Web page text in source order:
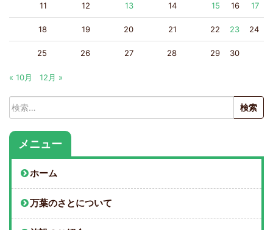
11 12 13 14 15 16 17
18 19 20 21 22 23 24
25 26 27 28 29 30
« 10月 12月 »
検
索:
メニュー
ホーム
万葉のさとについて